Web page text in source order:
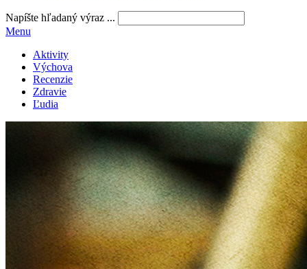
Napíšte hľadaný výraz ...
Menu
Aktivity
Výchova
Recenzie
Zdravie
Ľudia